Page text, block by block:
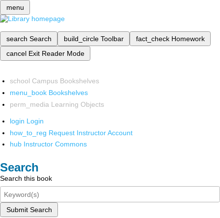
menu
search Search build_circle Toolbar fact_check Homework
cancel Exit Reader Mode
school Campus Bookshelves
menu_book Bookshelves
perm_media Learning Objects
login Login
how_to_reg Request Instructor Account
hub Instructor Commons
Search
Search this book
Submit Search